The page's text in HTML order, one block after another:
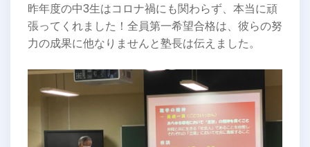
昨年度の中3生はコロナ禍にも関わらず、本当に頑
張ってくれました！全員第一希望合格は、彼らの努
力の成果に他なりませんと塾長は伝えました。